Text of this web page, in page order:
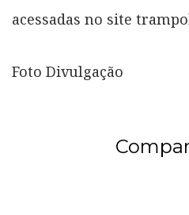
acessadas no site
Foto Divulgação